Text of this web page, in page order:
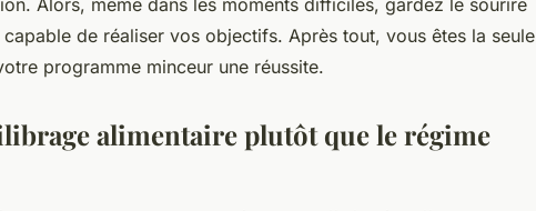
Alors, même dans les moments difficiles, gardez le sourire
de réaliser vos objectifs. Après tout, vous êtes la seule
programme minceur une réussite.
alimentaire plutôt que le régime